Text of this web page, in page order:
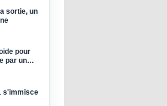
sortie, un
pour
par un
s'immisce